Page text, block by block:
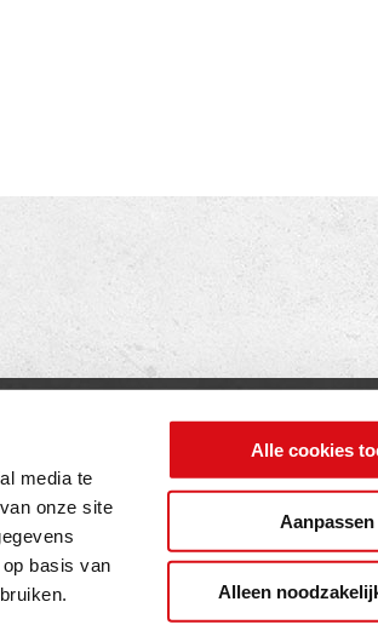
media te
onze site
basis van
Alle cookies
Aanpassen
Alleen
INFORMATIE
Privacy verklaring
Cookie beleid